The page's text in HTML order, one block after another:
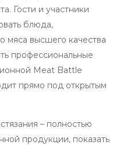
Гости и участники
блюда,
мяса высшего качества
профессиональные
Meat Battle
прямо под открытым
– полностью
продукции, показать